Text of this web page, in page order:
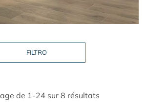
de 1-24 sur 8 résultats